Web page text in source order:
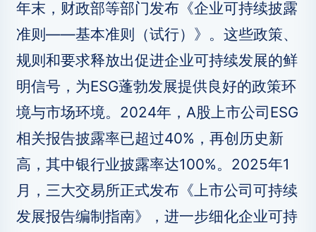
年末，财政部等部门发布《企业可持续披露
准则——基本准则（试行）》。这些政策、
规则和要求释放出促进企业可持续发展的鲜
明信号，为ESG蓬勃发展提供良好的政策环
境与市场环境。2024年，A股上市公司ESG
相关报告披露率已超过40%，再创历史新
高，其中银行业披露率达100%。2025年1
月，三大交易所正式发布《上市公司可持续
发展报告编制指南》，进一步细化企业可持